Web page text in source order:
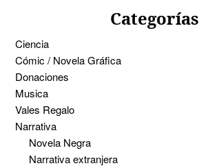
Categorías
Ciencia
Cómic / Novela Gráfica
Donaciones
Musica
Vales Regalo
Narrativa
Novela Negra
Narrativa extranjera